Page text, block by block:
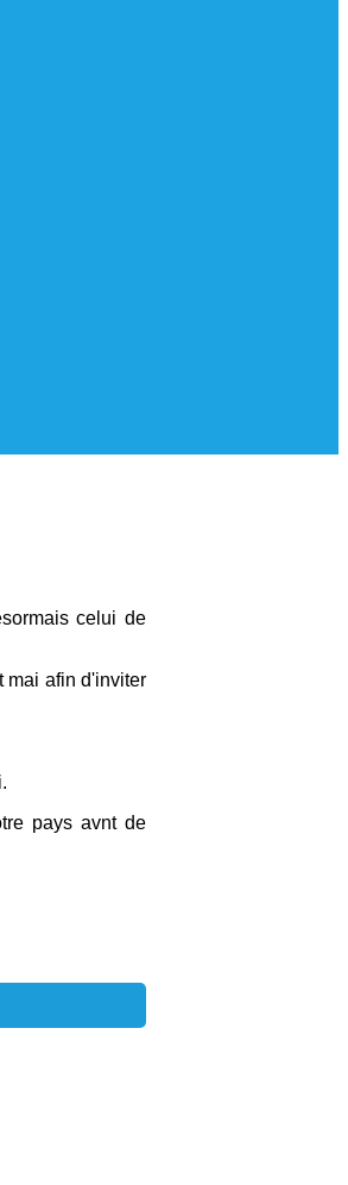
celui de
mai afin d'inviter
pays avnt de